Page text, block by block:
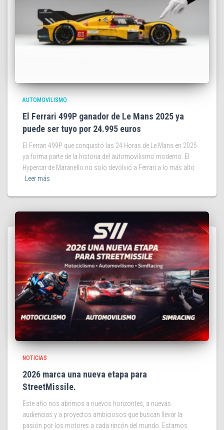
AUTOMOVILISMO
El Ferrari 499P ganador de Le Mans 2025 ya
puede ser tuyo por 24.995 euros
El Ferrari 499P que conquistó las 24 Horas de Le Mans en 2025
ya forma parte de la historia del automovilismo moderno. El
Hypercar de Maranello no solo devolvió a Ferrari a lo más alto
Leer más
NOTICIAS
2026 marca una nueva etapa para
StreetMissile.
Este año nos abrimos a nuevos horizontes, a nuevas
audiencias y a proyectos ambiciosos que buscan llevar la
pasión por los motores a cada rincón del mundo. Estamos